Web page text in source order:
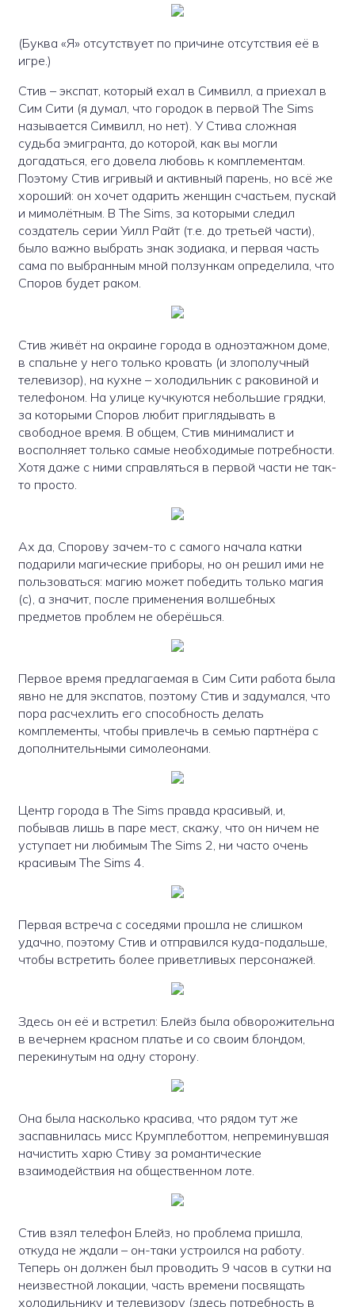
(Буква «Я» отсутствует по причине отсутствия её в
игре.)
Стив – экспат, который ехал в Симвилл, а приехал в
Сим Сити (я думал, что городок в первой The Sims
называется Симвилл, но нет). У Стива сложная
судьба эмигранта, до которой, как вы могли
догадаться, его довела любовь к комплементам.
Поэтому Стив игривый и активный парень, но всё же
хороший: он хочет одарить женщин счастьем, пускай
и мимолётным. В The Sims, за которыми следил
создатель серии Уилл Райт (т.е. до третьей части),
было важно выбрать знак зодиака, и первая часть
сама по выбранным мной ползункам определила, что
Споров будет раком.
Стив живёт на окраине города в одноэтажном доме,
в спальне у него только кровать (и злополучный
телевизор), на кухне – холодильник с раковиной и
телефоном. На улице кучкуются небольшие грядки,
за которыми Споров любит приглядывать в
свободное время. В общем, Стив минималист и
восполняет только самые необходимые потребности.
Хотя даже с ними справляться в первой части не так-
то просто.
Ах да, Спорову зачем-то с самого начала катки
подарили магические приборы, но он решил ими не
пользоваться: магию может победить только магия
(c), а значит, после применения волшебных
предметов проблем не оберёшься.
Первое время предлагаемая в Сим Сити работа была
явно не для экспатов, поэтому Стив и задумался, что
пора расчехлить его способность делать
комплементы, чтобы привлечь в семью партнёра с
дополнительными симолеонами.
Центр города в The Sims правда красивый, и,
побывав лишь в паре мест, скажу, что он ничем не
уступает ни любимым The Sims 2, ни часто очень
красивым The Sims 4.
Первая встреча с соседями прошла не слишком
удачно, поэтому Стив и отправился куда-подальше,
чтобы встретить более приветливых персонажей.
Здесь он её и встретил: Блейз была обворожительна
в вечернем красном платье и со своим блондом,
перекинутым на одну сторону.
Она была насколько красива, что рядом тут же
заспавнилась мисс Крумплеботтом, непреминувшая
начистить харю Стиву за романтические
взаимодействия на общественном лоте.
Стив взял телефон Блейз, но проблема пришла,
откуда не ждали – он-таки устроился на работу.
Теперь он должен был проводить 9 часов в сутки на
неизвестной локации, часть времени посвящать
холодильнику и телевизору (здесь потребность в